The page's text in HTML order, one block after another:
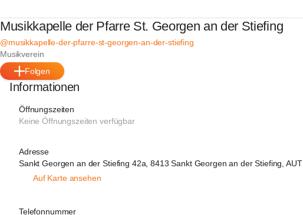
Musikkapelle der Pfarre St. Georgen an der Stiefing
@musikkapelle-der-pfarre-st-georgen-an-der-stiefing
Musikverein
Folgen
Informationen
Öffnungszeiten
Keine Öffnungszeiten verfügbar
Adresse
Sankt Georgen an der Stiefing 42a, 8413 Sankt Georgen an der Stiefing, AUT
Auf Karte ansehen
Telefonnummer